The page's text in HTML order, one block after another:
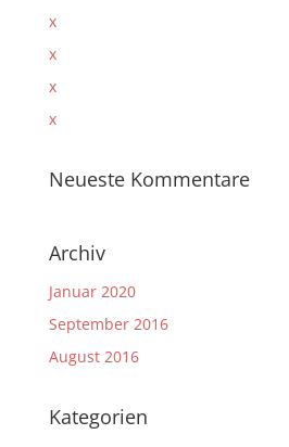
x
x
x
x
Neueste Kommentare
Archiv
Januar 2020
September 2016
August 2016
Kategorien